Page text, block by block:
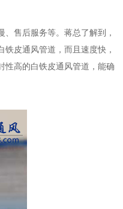
售后服务等。蒋总了解到，
皮通风管道，而且速度快，
性高的白铁皮通风管道，能确